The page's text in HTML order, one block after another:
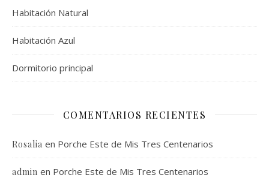
Habitación Natural
Habitación Azul
Dormitorio principal
COMENTARIOS RECIENTES
Rosalia en Porche Este de Mis Tres Centenarios
admin en Porche Este de Mis Tres Centenarios